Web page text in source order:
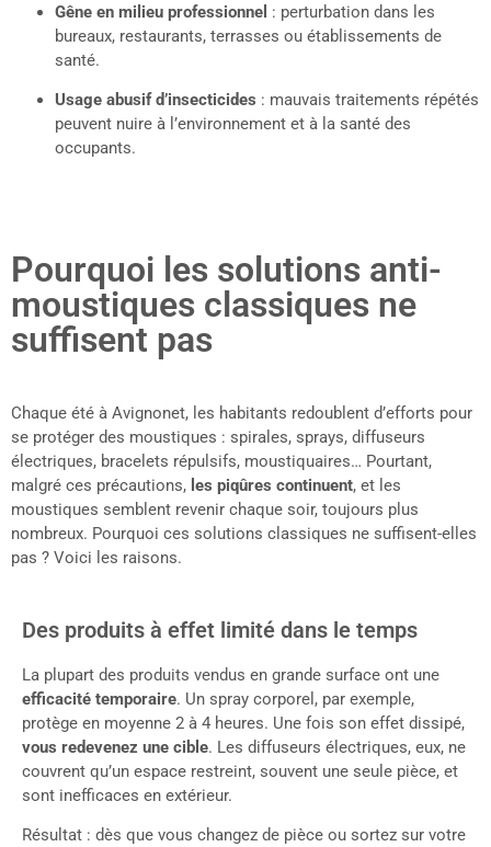
Gêne en milieu professionnel : perturbation dans les
bureaux, restaurants, terrasses ou établissements de
santé.
Usage abusif d’insecticides : mauvais traitements répétés
peuvent nuire à l’environnement et à la santé des
occupants.
Pourquoi les solutions anti-
moustiques classiques ne
suffisent pas
Chaque été à Avignonet, les habitants redoublent d’efforts pour
se protéger des moustiques : spirales, sprays, diffuseurs
électriques, bracelets répulsifs, moustiquaires… Pourtant,
malgré ces précautions, les piqûres continuent, et les
moustiques semblent revenir chaque soir, toujours plus
nombreux. Pourquoi ces solutions classiques ne suffisent-elles
pas ? Voici les raisons.
Des produits à effet limité dans le temps
La plupart des produits vendus en grande surface ont une
efficacité temporaire. Un spray corporel, par exemple,
protège en moyenne 2 à 4 heures. Une fois son effet dissipé,
vous redevenez une cible. Les diffuseurs électriques, eux, ne
couvrent qu’un espace restreint, souvent une seule pièce, et
sont inefficaces en extérieur.
Résultat : dès que vous changez de pièce ou sortez sur votre